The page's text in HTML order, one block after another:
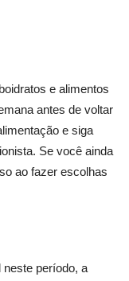
e alimentos
antes de voltar
e siga
Se você ainda
ao fazer escolhas
neste período, a